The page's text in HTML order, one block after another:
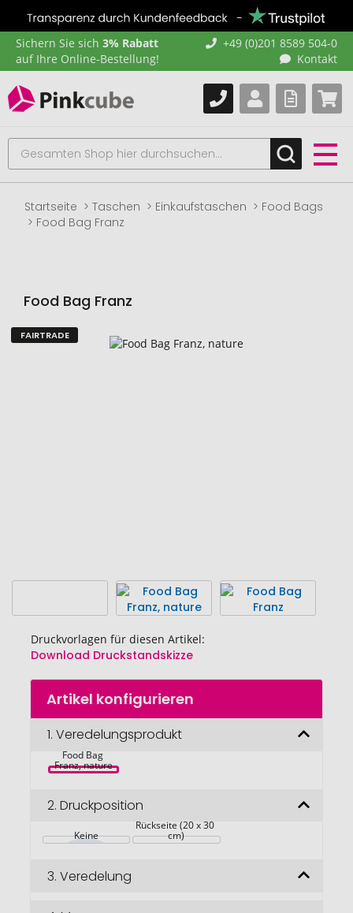
Sichern Sie sich 3% Rabatt
auf Ihre Online-Bestellung!
+49 (0)201 8589 504-0
Kontakt
Startseite Taschen Einkaufstaschen
Food Bags
Food Bag Franz
Food Bag Franz
Zum
Druckvorlagen für diesen Artikel:
Download Druckstandskizze
Zum
Anfang
Bildgalerie
FAIRTRADE
Artikel konfigurieren
1. Veredelungsprodukt
Food Bag
Franz, nature
2. Druckposition
Keine
Rückseite (20 x 30
cm)
3. Veredelung